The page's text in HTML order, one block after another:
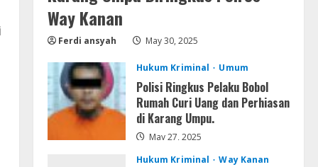
4
VL
Activated
Umum
Kemarau Panjang Picu
Kebakaran di Sangkaran
Bhakti; Rumah Ibu Yuli Hangus
Dilalap Api
Way Kanan
Ferdi ansyah May 30, 2025
Hukum Kriminal Umum
Polisi Ringkus Pelaku Bobol
Rumah Curi Uang dan Perhiasan
di Karang Umpu.
May 27, 2025
Hukum Kriminal
Way Kanan